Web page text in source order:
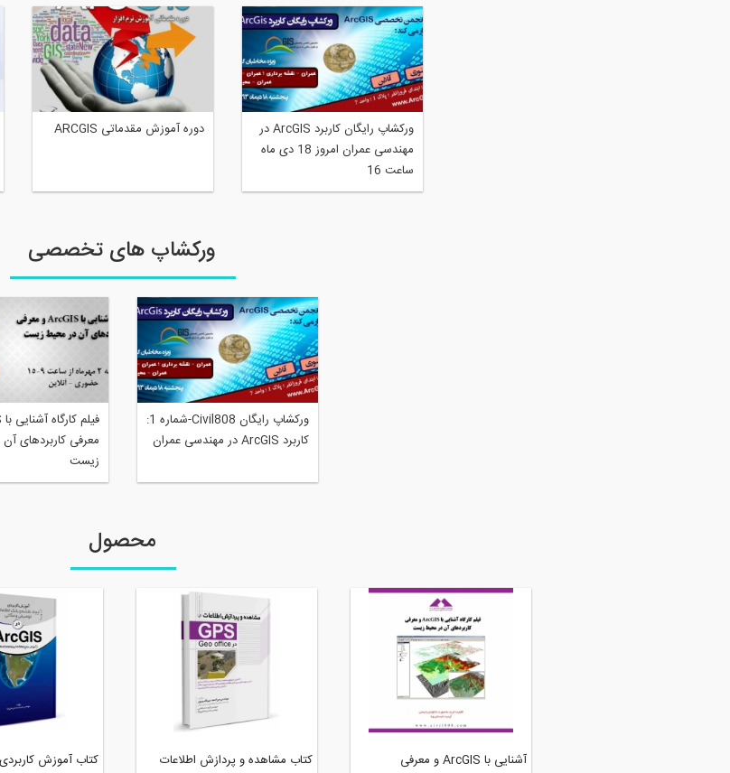
ورکشاپ رایگان کاربرد ArcGIS در
مهندسی عمران امروز 18 دی ماه
ساعت 16
دوره آموزش مقدماتی ARCGIS
ورکشاپ های تخصصی
ورکشاپ رایگان Civil808-شماره 1:
کاربرد ArcGIS در مهندسی عمران
معرفی کاربردهای
زیست
محصول
آشنایی با ArcGIS و معرفی
کتاب مشاهده و پردازش اطلاعات
کتاب آموزش